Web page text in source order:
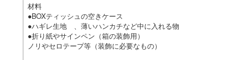
材料
●BOXティッシュの空きケース
●ハギレ生地 、薄いハンカチなど中に入れる物
●折り紙やサインペン（箱の装飾用）
ノリやセロテープ等（装飾に必要なもの）